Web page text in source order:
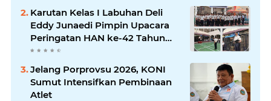
Karutan Kelas I Labuhan Deli
Eddy Junaedi Pimpin Upacara
Peringatan HAN ke-42 Tahun
2026
Jelang Porprovsu 2026, KONI
Sumut Intensifkan Pembinaan
Atlet